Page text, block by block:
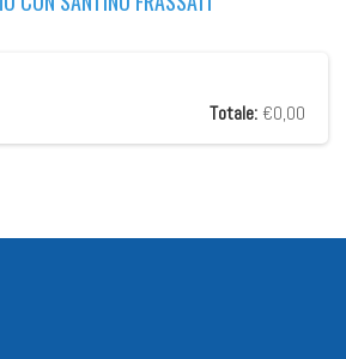
Totale: €0,00